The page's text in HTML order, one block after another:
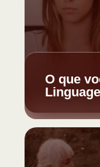
O que